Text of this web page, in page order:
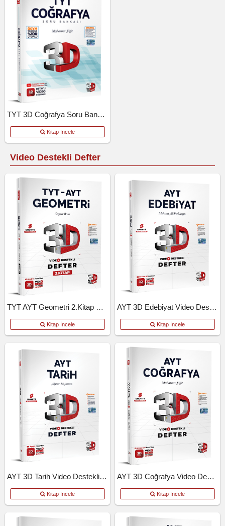
TYT 3D Coğrafya Soru Bankası
Kitap İncele
Video Destekli Defter
TYT AYT Geometri 2.Kitap Video Destekli Defter
Kitap İncele
AYT 3D Edebiyat Video Destekli Defter
Kitap İncele
AYT 3D Tarih Video Destekli Defter
Kitap İncele
AYT 3D Coğrafya Video Destekli Defter
Kitap İncele